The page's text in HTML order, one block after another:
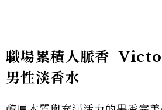
職場累積人脈香
男性淡香水